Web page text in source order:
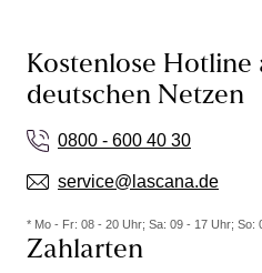
Kostenlose Hotline
deutschen Netzen
0800 - 600 40 30
service@lascana.de
* Mo - Fr: 08 - 20 Uhr; Sa: 09 - 17 Uhr; So:
Zahlarten